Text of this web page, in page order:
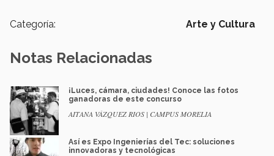
Categoría: Arte y Cultura
Notas Relacionadas
¡Luces, cámara, ciudades! Conoce las fotos
ganadoras de este concurso
AITANA VÁZQUEZ RIOS | CAMPUS MORELIA
Así es Expo Ingenierías del Tec: soluciones
innovadoras y tecnológicas